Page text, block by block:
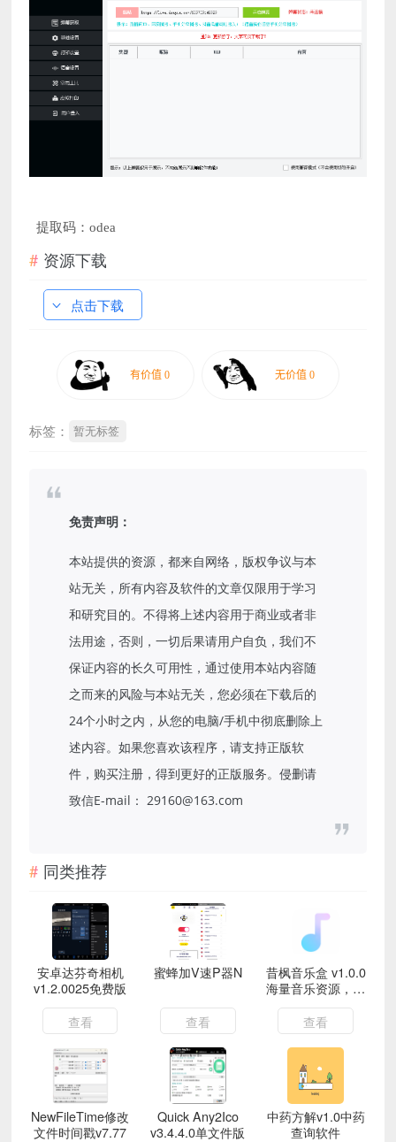
提取码：odea
资源下载
点击下载
标签： 暂无标签
免责声明：
本站提供的资源，都来自网络，版权争议与本
站无关，所有内容及软件的文章仅限用于学习
和研究目的。不得将上述内容用于商业或者非
法用途，否则，一切后果请用户自负，我们不
保证内容的长久可用性，通过使用本站内容随
之而来的风险与本站无关，您必须在下载后的
24个小时之内，从您的电脑/手机中彻底删除上
述内容。如果您喜欢该程序，请支持正版软
件，购买注册，得到更好的正版服务。侵删请
致信E-mail： 29160@163.com
同类推荐
安卓达芬奇相机
v1.2.0025免费版
查看
蜜蜂加V速P器N
查看
昔枫音乐盒 v1.0.0
海量音乐资源，免
费听歌
查看
NewFileTime修改
文件时间戳v7.77
Quick Any2Ico
v3.4.4.0单文件版
中药方解v1.0中药
查询软件